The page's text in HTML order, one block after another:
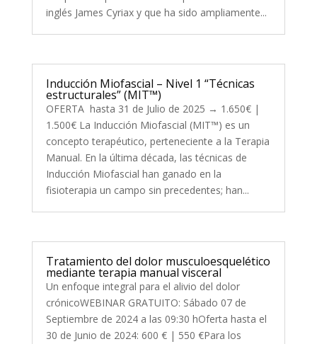
inglés James Cyriax y que ha sido ampliamente...
Inducción Miofascial – Nivel 1 “Técnicas
estructurales” (MIT™)
OFERTA hasta 31 de Julio de 2025 → 1.650€ |
1.500€ La Inducción Miofascial (MIT™) es un
concepto terapéutico, perteneciente a la Terapia
Manual. En la última década, las técnicas de
Inducción Miofascial han ganado en la
fisioterapia un campo sin precedentes; han...
Tratamiento del dolor musculoesquelético
mediante terapia manual visceral
Un enfoque integral para el alivio del dolor
crónicoWEBINAR GRATUITO: Sábado 07 de
Septiembre de 2024 a las 09:30 hOferta hasta el
30 de Junio de 2024: 600 € | 550 €Para los